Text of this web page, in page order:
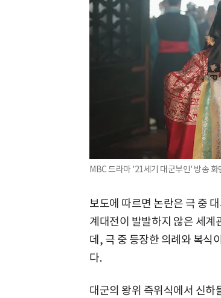
MBC 드라마 '21세기 대군부인' 방송 화
보도에 따르면 논란은 극 중
계대전이 발발하지 않은 세
데, 극 중 등장한 의례와 복식
다.
대군의 왕위 즉위식에서 신